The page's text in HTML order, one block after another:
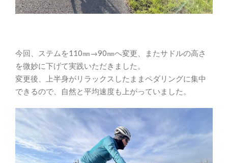
今回、ステムを110㎜→90㎜へ変更、またサドルの高さ
を微妙に下げて実践いただきました。
変更後、上半身がリラックスしたままペダリングに集中
できるので、自然と平均速度も上がっていました。